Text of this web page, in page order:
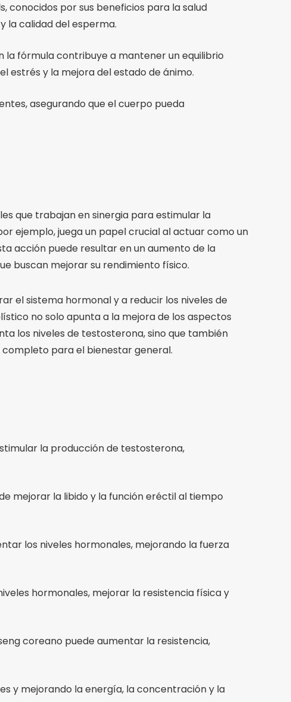
conocidos por sus beneficios para la salud
la calidad del esperma.
la fórmula contribuye a mantener un equilibrio
estrés y la mejora del estado de ánimo.
asegurando que el cuerpo pueda
que trabajan en sinergia para estimular la
ejemplo, juega un papel crucial al actuar como un
acción puede resultar en un aumento de la
buscan mejorar su rendimiento físico.
el sistema hormonal y a reducir los niveles de
no solo apunta a la mejora de los aspectos
los niveles de testosterona, sino que también
para el bienestar general.
la producción de testosterona,
mejorar la libido y la función eréctil al tiempo
los niveles hormonales, mejorando la fuerza
hormonales, mejorar la resistencia física y
coreano puede aumentar la resistencia,
y mejorando la energía, la concentración y la